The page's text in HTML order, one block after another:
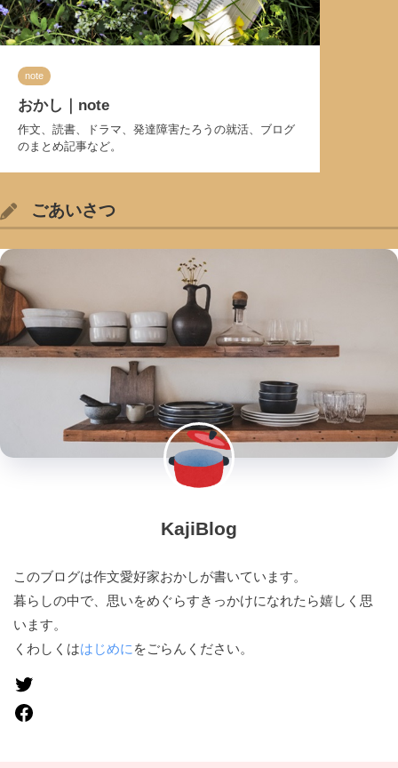
note
おかし｜note
作文、読書、ドラマ、発達障害たろうの就活、ブログ
のまとめ記事など。
ごあいさつ
KajiBlog
このブログは作文愛好家おかしが書いています。
暮らしの中で、思いをめぐらすきっかけになれたら嬉しく思
います。
くわしくははじめに をごらんください。